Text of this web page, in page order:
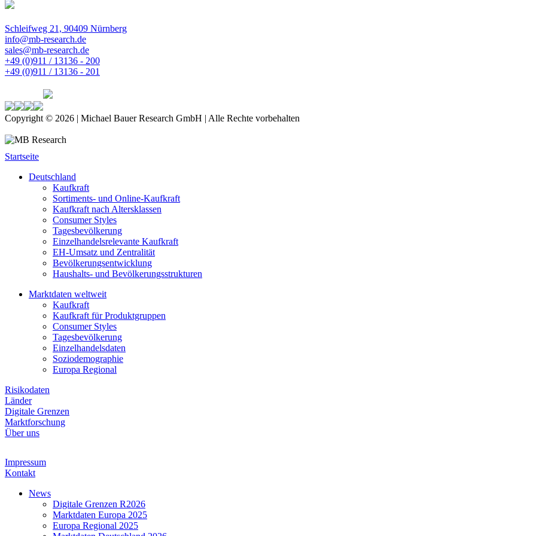
Schleifweg 21, 90409 Nürnberg
info@mb-research.de
sales@mb-research.de
+49 (0)911 / 13136 - 200
+49 (0)911 / 13136 - 201
Copyright © 2026 | Michael Bauer Research GmbH | Alle Rechte vorbehalten
Startseite
Deutschland
Kaufkraft
Sortiments- und Online-Kaufkraft
Kaufkraft nach Altersklassen
Consumer Styles
Tagesbevölkerung
Einzelhandelsrelevante Kaufkraft
EH-Umsatz und Zentralität
Bevölkerungsentwicklung
Haushalts- und Bevölkerungsstrukturen
Marktdaten weltweit
Kaufkraft
Kaufkraft für Produktgruppen
Consumer Styles
Tagesbevölkerung
Einzelhandelsdaten
Soziodemographie
Europa Regional
Risikodaten
Länder
Digitale Grenzen
Marktforschung
Über uns
Impressum
Kontakt
News
Digitale Grenzen R2026
Marktdaten Europa 2025
Europa Regional 2025